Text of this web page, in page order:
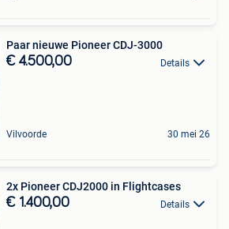
Paar nieuwe Pioneer CDJ-3000
€ 4.500,00 Details
Vilvoorde 30 mei 26
2x Pioneer CDJ2000 in Flightcases
€ 1.400,00 Details